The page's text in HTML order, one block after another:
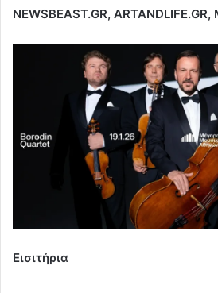
NEWSBEAST.GR, ARTANDLIFE.GR,
Εισιτήρια